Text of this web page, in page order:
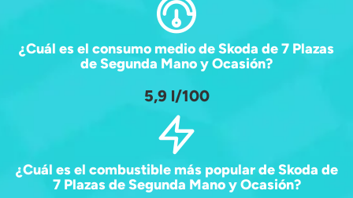
¿Cuál es el consumo medio de Skoda de 7 Plazas
de Segunda Mano y Ocasión?
5,9 l/100
¿Cuál es el combustible más popular de Skoda de
7 Plazas de Segunda Mano y Ocasión?